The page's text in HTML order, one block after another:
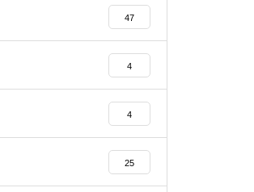
47
4
4
25